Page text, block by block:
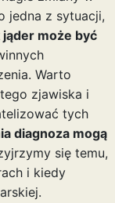
jedna z sytuacji,
może być
Warto
zjawiska i
tych
diagnoza mogą
się temu,
i kiedy